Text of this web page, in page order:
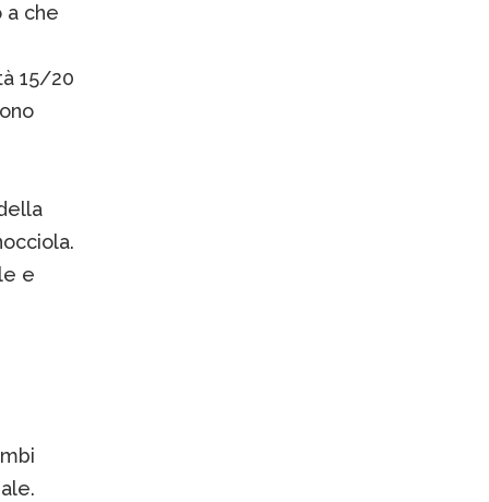
a che
15/20
e